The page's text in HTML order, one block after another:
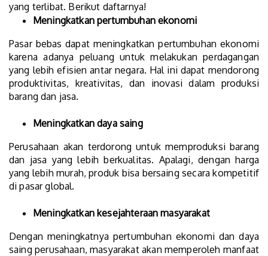
yang terlibat. Berikut daftarnya!
Meningkatkan pertumbuhan ekonomi
Pasar bebas dapat meningkatkan pertumbuhan ekonomi
karena adanya peluang untuk melakukan perdagangan
yang lebih efisien antar negara. Hal ini dapat mendorong
produktivitas, kreativitas, dan inovasi dalam produksi
barang dan jasa.
Meningkatkan daya saing
Perusahaan akan terdorong untuk memproduksi barang
dan jasa yang lebih berkualitas. Apalagi, dengan harga
yang lebih murah, produk bisa bersaing secara kompetitif
di pasar global.
Meningkatkan kesejahteraan masyarakat
Dengan meningkatnya pertumbuhan ekonomi dan daya
saing perusahaan, masyarakat akan memperoleh manfaat